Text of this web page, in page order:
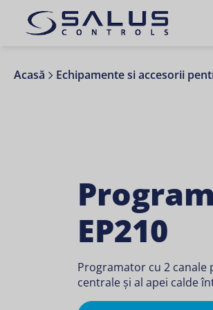
Acasă Echipamente si accesorii
EP210
Programator cu 2
centrale și al apei calde